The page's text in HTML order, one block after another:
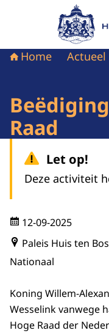
Naar de
Home Actueel
Raad
Let op!
Deze activiteit
12-09-2025
Paleis Huis ten
Nationaal
Koning Willem-
Wesselink vanwege
Hoge Raad der